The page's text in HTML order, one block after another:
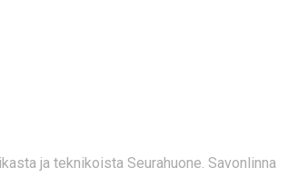
ja teknikoista Seurahuone. Savonlinna